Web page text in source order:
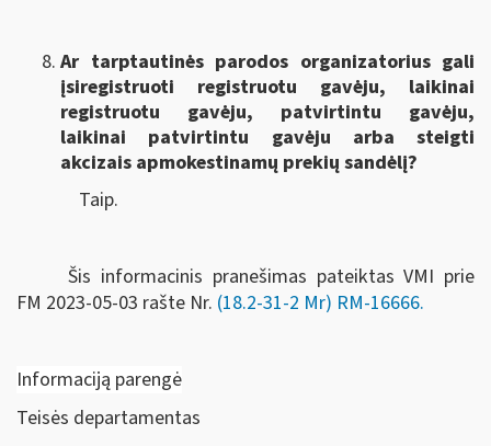
Ar tarptautinės parodos organizatorius gali
įsiregistruoti registruotu gavėju, laikinai
registruotu gavėju, patvirtintu gavėju,
laikinai patvirtintu gavėju arba steigti
akcizais apmokestinamų prekių sandėlį?
Taip.
Šis informacinis pranešimas pateiktas VMI prie
FM 2023-05-03 rašte Nr. (18.2-31-2 Mr) RM-16666.
Informaciją parengė
Teisės departamentas